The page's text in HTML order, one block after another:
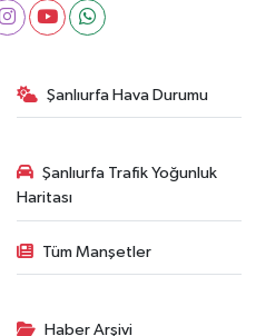
Şanlıurfa Hava Durumu
Şanlıurfa Trafik Yoğunluk
Haritası
Tüm Manşetler
Haber Arşivi